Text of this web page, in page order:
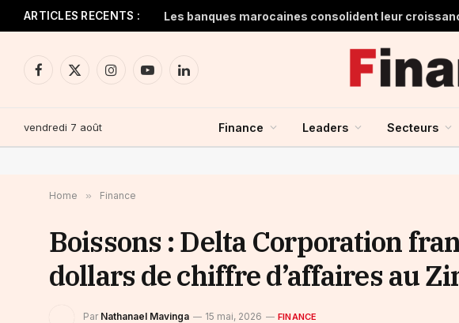
ARTICLES RECENTS :
Facebook
X
InstagramYouTubeLinkedIn
vendredi 7 août Finance Leaders Secteurs
Home » Finance
Boissons : Delta Corporation
dollars de chiffre d’affaires au
Par Nathanael Mavinga 15 mai, 2026 FINANCE